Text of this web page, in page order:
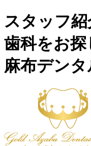
スタッフ
歯科をお
麻布デン